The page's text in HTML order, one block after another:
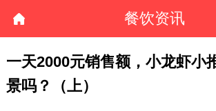
餐饮资讯
一天2000元销售额，小龙虾小
景吗？（上）